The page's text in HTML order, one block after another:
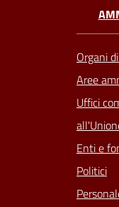
Organi
Aree
Uffici
Enti e
Politici